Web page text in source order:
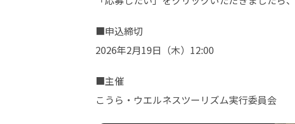
■申込締切
2026年2月19日（木）12:00
■主催
こうら・ウエルネスツーリズム実行委員会